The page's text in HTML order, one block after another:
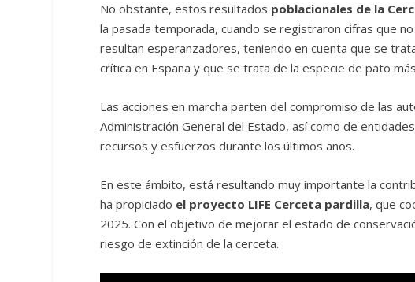
No obstante, estos resultados poblacionales de la
la pasada temporada, cuando se registraron cifras que
resultan esperanzadores, teniendo en cuenta que se
crítica en España y que se trata de la especie de pato
Las acciones en marcha parten del compromiso de las
Administración General del Estado, así como de
recursos y esfuerzos durante los últimos años.
En este ámbito, está resultando muy importante la
ha propiciado el proyecto LIFE Cerceta pardilla, que
2025. Con el objetivo de mejorar el estado de
riesgo de extinción de la cerceta.